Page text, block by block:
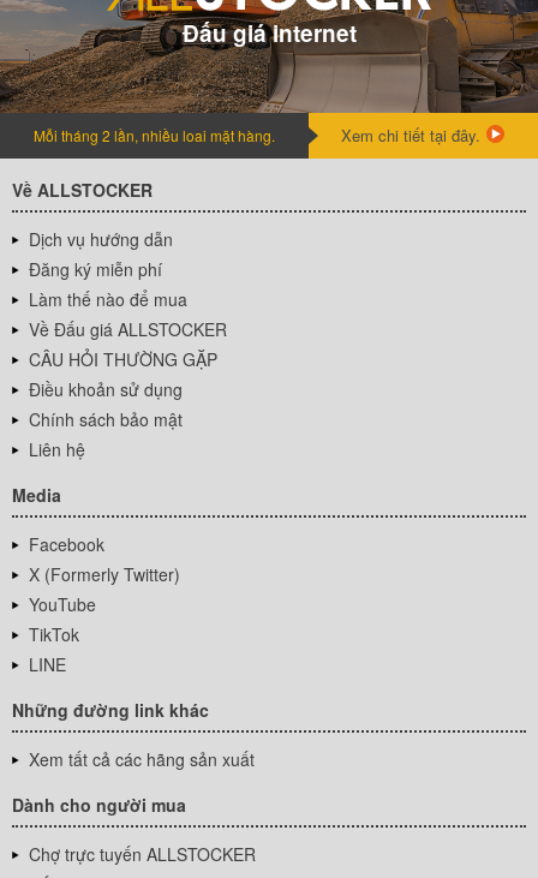
Đấu giá internet
Mỗi tháng 2 lần, nhiều loai mặt hàng. Xem chi tiết tại đây.
Về ALLSTOCKER
Dịch vụ hướng dẫn
Đăng ký miễn phí
Làm thế nào để mua
Về Đấu giá ALLSTOCKER
CÂU HỎI THƯỜNG GẶP
Điều khoản sử dụng
Chính sách bảo mật
Liên hệ
Media
Facebook
X (Formerly Twitter)
YouTube
TikTok
LINE
Những đường link khác
Xem tất cả các hãng sản xuất
Dành cho người mua
Chợ trực tuyến ALLSTOCKER